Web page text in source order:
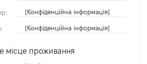
[Конфіденційна інформація]
[Конфіденційна інформація]
місце проживання